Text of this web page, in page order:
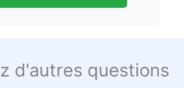
d'autres questions